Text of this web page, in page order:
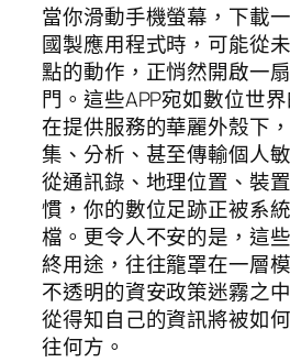
當你滑動手機螢幕，下載
國製應用程式時，可能從
點的動作，正悄然開啟一
門。這些APP宛如數位世
在提供服務的華麗外殼下
集、分析、甚至傳輸個人
從通訊錄、地理位置、裝
慣，你的數位足跡正被系
檔。更令人不安的是，這
終用途，往往籠罩在一層
不透明的資安政策迷霧之
從得知自己的資訊將被如
往何方。